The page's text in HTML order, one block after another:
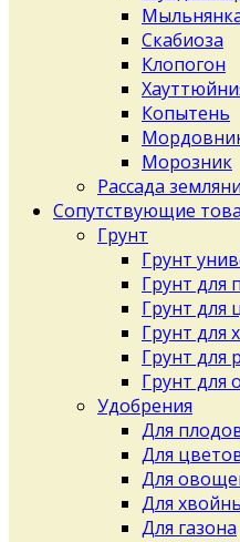
Скабиоза
Клопогон
Копытень
Морозник
Рассада
Сопутствующие
Грунт
Грунт
Грунт для
Грунт для
Грунт для
Грунт для
Грунт для
Удобрения
Для
Для
Для
Для
Для газона